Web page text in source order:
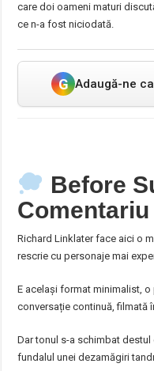
care doi oameni maturi
ce n-a fost niciodată.
G Adaugă-ne
Before
Comentariu
Richard Linklater face aici o
rescrie cu personaje mai
E același format minimalist,
conversație continuă, filmată
Dar tonul s-a schimbat
fundalul unei dezamăgiri